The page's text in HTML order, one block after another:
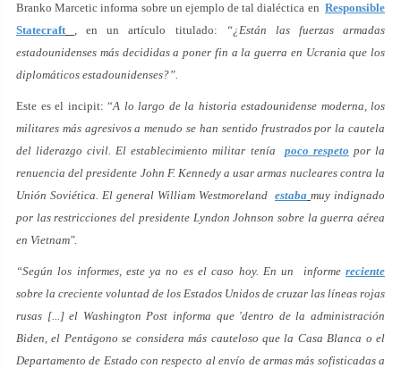
Branko Marcetic informa sobre un ejemplo de tal dialéctica en Responsible
Statecraft
, en un artículo titulado:
“¿Están las fuerzas armadas
estadounidenses más decididas a poner fin a la guerra en Ucrania que los
diplomáticos estadounidenses?”.
Este es el incipit: “A lo largo de la historia estadounidense moderna, los
militares más agresivos a menudo se han sentido frustrados por la cautela
del liderazgo civil. El establecimiento militar tenía poco respeto por la
renuencia del presidente John F. Kennedy a usar armas nucleares contra la
Unión Soviética. El general William Westmoreland estaba muy indignado
por las restricciones del presidente Lyndon Johnson sobre la guerra aérea
en Vietnam".
“Según los informes, este ya no es el caso hoy. En un informe reciente
sobre la creciente voluntad de los Estados Unidos de cruzar las líneas rojas
rusas [...] el Washington Post informa que 'dentro de la administración
Biden, el Pentágono se considera más cauteloso que la Casa Blanca o el
Departamento de Estado con respecto al envío de armas más sofisticadas a